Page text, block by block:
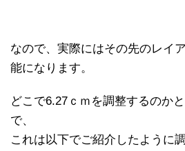
なので、実際にはその先のレイ
能になります。
どこで6.27ｃｍを調整するのか
で、
これは以下でご紹介したように